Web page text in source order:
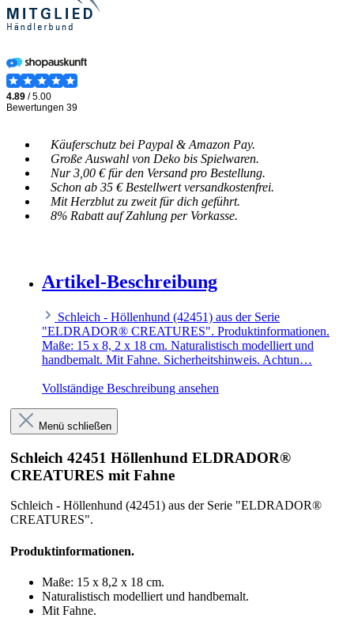
Käuferschutz bei Paypal & Amazon Pay.
Große Auswahl von Deko bis Spielwaren.
Nur 3,00 € für den Versand pro Bestellung.
Schon ab 35 € Bestellwert versandkostenfrei.
Mit Herzblut zu zweit für dich geführt.
8% Rabatt auf Zahlung per Vorkasse.
Artikel-Beschreibung
Schleich - Höllenhund (42451) aus der Serie
"ELDRADOR® CREATURES". Produktinformationen.
Maße: 15 x 8, 2 x 18 cm. Naturalistisch modelliert und
handbemalt. Mit Fahne. Sicherheitshinweis. Achtun…
Vollständige Beschreibung ansehen
Menü schließen
Schleich 42451 Höllenhund ELDRADOR®
CREATURES mit Fahne
Schleich - Höllenhund (42451) aus der Serie "ELDRADOR®
CREATURES".
Produktinformationen.
Maße: 15 x 8,2 x 18 cm.
Naturalistisch modelliert und handbemalt.
Mit Fahne.